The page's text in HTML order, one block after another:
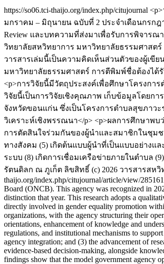
https://so06.tci-thaijo.org/index.php/citujournal
มกราคม – มิถุนายน ฉบับที่ 2 ประจำเดือนกรก
Review และบทความที่ส่งมาเพื่อรับการพิจารณ
วิทยาลัยสหวิทยาการ มหาวิทยาลัยธรรมศาสตร์
วารสารเล่มนี้เป็นความคิดเห็นส่วนตัวของผู้เขี
มหาวิทยาลัยธรรมศาสตร์ การตีพิมพ์ชื่อต้องได้
<p>การวิจัยนี้มีวัตถุประสงค์เพื่อศึกษาโครงกา
วิจัยนี้เป็นการวิจัยเชิงคุณภาพ เก็บข้อมูลโดยก
จังหวัดขอนแก่น ซึ่งเป็นโครงการตำบลสุขภาวะ
วิเคราะห์เชิงพรรณนา</p> <p>ผลการศึกษาพ
การตัดสินใจร่วมกันของผู้นำและสมาชิกในชุม
ทางสังคม (5) เกิดต้นแบบผู้นำที่เป็นแบบอย่างแ
ระบบ (8) เกิดการเชื่อมเครือข่ายภายในตำบล
รัตนดิลก ณ ภูเก็ต ลิขสิทธิ์ (c) 2026 วารสารสหวิท
thaijo.org/index.php/citujournal/article/view/285161
Board (ONCB). This agency was recognized in
distinction that year. This research adopts a
directly involved in gender equality promotion
organizations, with the agency structuring their
orientations, enhancement of knowledge and
regulations, and institutional mechanisms to
agency integration; and (3) the advancement of
evidence-based decision-making, alongside
findings show that the model government agency